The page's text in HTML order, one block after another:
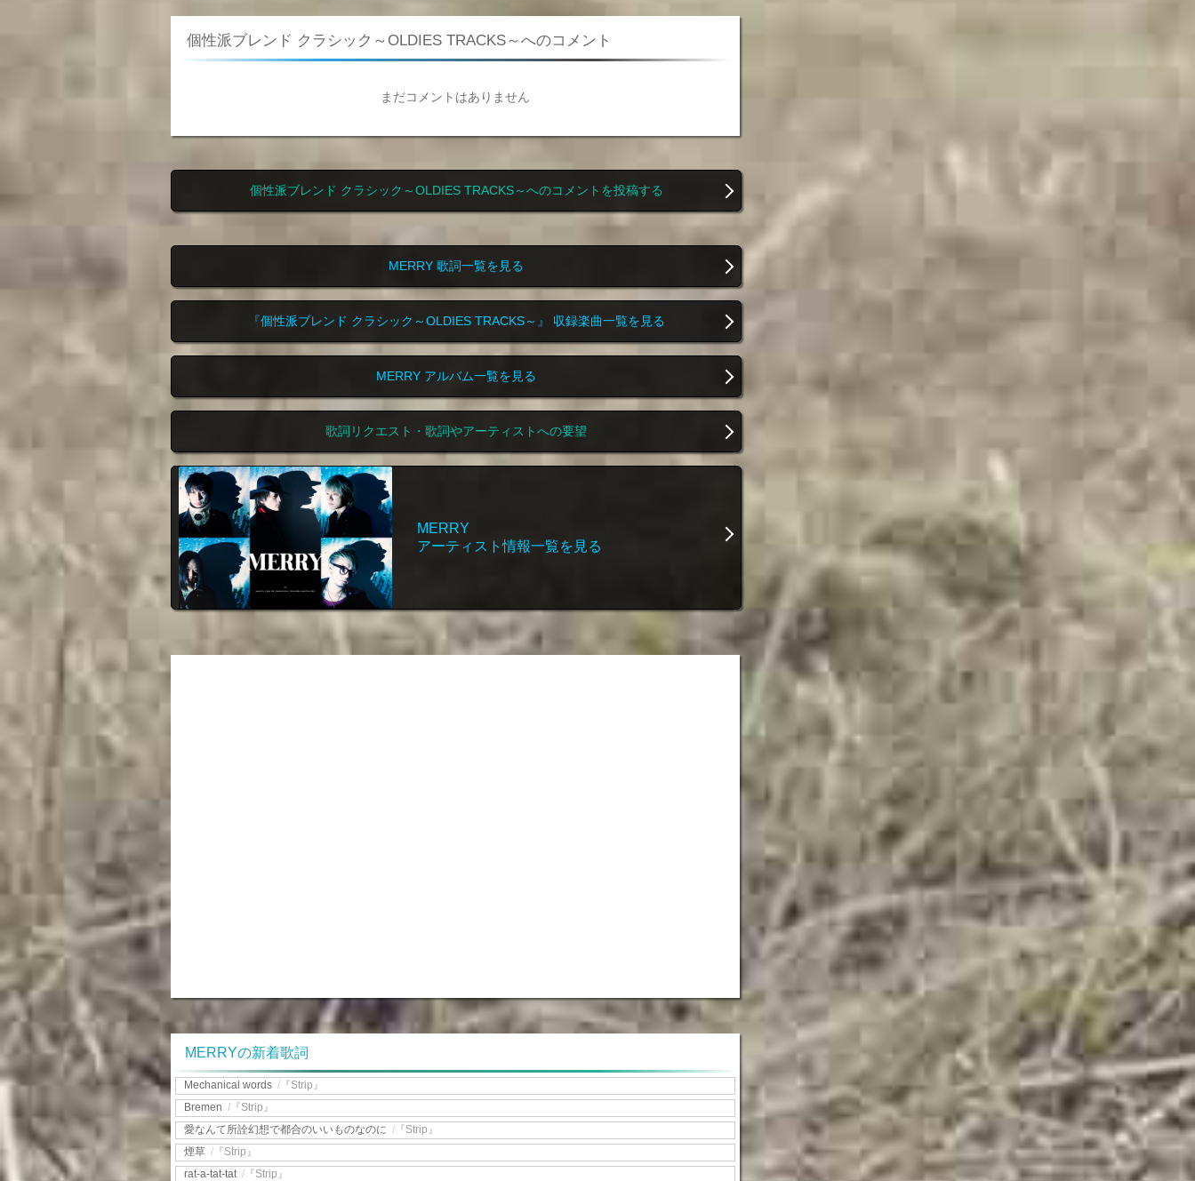
個性派ブレンド クラシック～OLDIES TRACKS～へのコメント
まだコメントはありません
個性派ブレンド クラシック～OLDIES TRACKS～へのコメントを投稿する
MERRY 歌詞一覧を見る
『個性派ブレンド クラシック～OLDIES TRACKS～』 収録楽曲一覧を見る
MERRY アルバム一覧を見る
歌詞リクエスト・歌詞やアーティストへの要望
MERRY
アーティスト情報一覧を見る
MERRYの新着歌詞
Mechanical words / 『Strip』
Bremen / 『Strip』
愛なんて所詮幻想で都合のいいものなのに / 『Strip』
煙草 / 『Strip』
rat-a-tat-tat / 『Strip』